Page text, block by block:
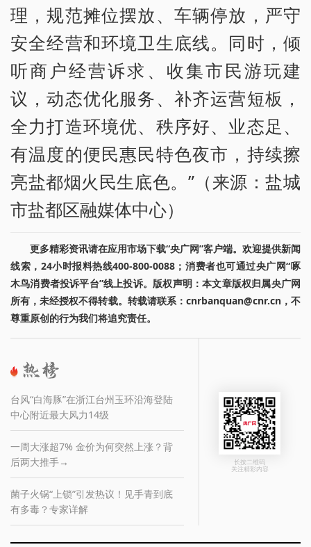
理，规范摊位摆放、车辆停放，严守
安全经营和环境卫生底线。同时，倾
听商户经营诉求、收集市民游玩建
议，动态优化服务、补齐运营短板，
全力打造环境优、秩序好、业态足、
有温度的便民惠民特色夜市，持续擦
亮盐都烟火民生底色。”（来源：盐城
市盐都区融媒体中心）
更多精彩资讯请在应用市场下载“央广网”客户端。欢迎提供新闻
线索，24小时报料热线400-800-0088；消费者也可通过央广网“啄
木鸟消费者投诉平台”线上投诉。版权声明：本文章版权归属央广网
所有，未经授权不得转载。转载请联系：cnrbanquan@cnr.cn，不
尊重原创的行为我们将追究责任。
台风“白海豚”在浙江台州玉环沿海登陆
中心附近最大风力14级
一周大涨超7% 金价为何突然上涨？背
后两大推手→
菌子火锅“上锁”引发热议！见手青到底
有多毒？专家详解
长按二维码
关注精彩内容